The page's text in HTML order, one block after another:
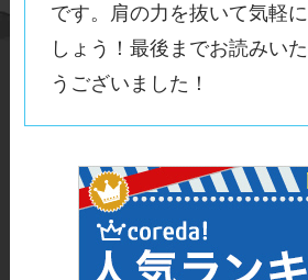
です。肩の力を抜いて気軽
しょう！最後までお読みい
うございました！